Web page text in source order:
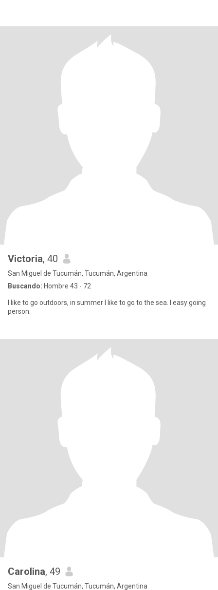
Victoria, 40
San Miguel de Tucumán, Tucumán, Argentina
Buscando: Hombre 43 - 72
I like to go outdoors, in summer I like to go to the sea. I easy going
person.
Carolina, 49
San Miguel de Tucumán, Tucumán, Argentina